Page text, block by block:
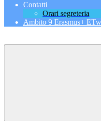
Contatti
Orari segreteria
Ambito 9 Erasmus+